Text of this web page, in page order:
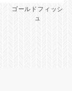
ゴールドフィッシ
ュ